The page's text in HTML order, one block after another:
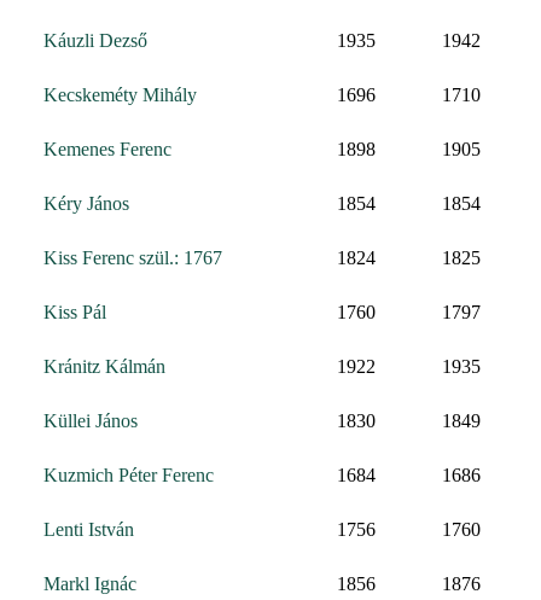
Káuzli Dezső 1935 1942
Kecskeméty Mihály 1696 1710
Kemenes Ferenc 1898 1905
Kéry János 1854 1854
Kiss Ferenc szül.: 1767 1824 1825
Kiss Pál 1760 1797
Kránitz Kálmán 1922 1935
Küllei János 1830 1849
Kuzmich Péter Ferenc 1684 1686
Lenti István 1756 1760
Markl Ignác 1856 1876